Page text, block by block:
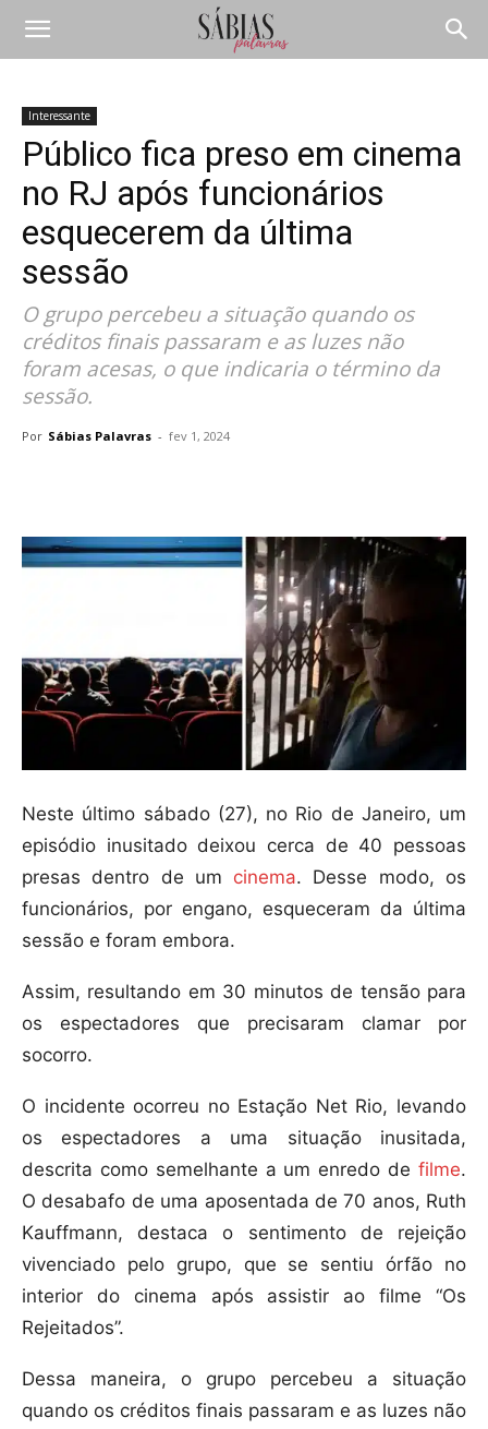
Interessante
Público fica preso em cinema
no RJ após funcionários
esquecerem da última
sessão
O grupo percebeu a situação quando os
créditos finais passaram e as luzes não
foram acesas, o que indicaria o término da
sessão.
Por Sábias Palavras - fev 1, 2024
Neste último sábado (27), no Rio de Janeiro, um
episódio inusitado deixou cerca de 40 pessoas
presas dentro de um cinema. Desse modo, os
funcionários, por engano, esqueceram da última
sessão e foram embora.
Assim, resultando em 30 minutos de tensão para
os espectadores que precisaram clamar por
socorro.
O incidente ocorreu no Estação Net Rio, levando
os espectadores a uma situação inusitada,
descrita como semelhante a um enredo de filme.
O desabafo de uma aposentada de 70 anos, Ruth
Kauffmann, destaca o sentimento de rejeição
vivenciado pelo grupo, que se sentiu órfão no
interior do cinema após assistir ao filme “Os
Rejeitados”.
Dessa maneira, o grupo percebeu a situação
quando os créditos finais passaram e as luzes não